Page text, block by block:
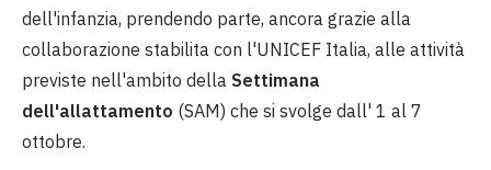
dell'infanzia, prendendo parte, ancora grazie alla
collaborazione stabilita con l'UNICEF Italia, alle attività
previste nell'ambito della Settimana
dell'allattamento (SAM) che si svolge dall' 1 al 7
ottobre.